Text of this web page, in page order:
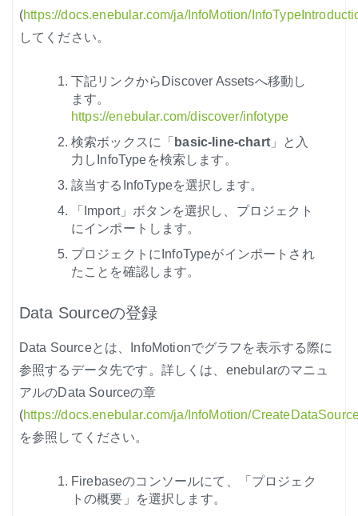
(https://docs.enebular.com/ja/InfoMotion/
してください。
下記リンクからDiscover Assetsへ移動し
ます。
https://enebular.com/discover/infotype
検索ボックスに「 basic-line-chart」と入
力しInfoTypeを検索します。
該当するInfoTypeを選択します。
「Import」ボタンを選択し、プロジェクト
にインポートします。
プロジェクトにInfoTypeがインポートされ
たことを確認します。
Data Sourceの登録
Data Sourceとは、InfoMotionでグラフを表示する際に
参照するデータ先です。詳しくは、enebularのマニュ
アルのData Sourceの章
(https://docs.enebular.com/ja/InfoMotion/
を参照してください。
Firebaseのコンソールにて、「プロジェク
トの概要」を選択します。